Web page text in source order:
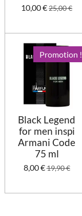
10,00 €25,00 €
Promotion !
Black Legend
for men inspi
Armani Code
75 ml
8,00 €19,90 €